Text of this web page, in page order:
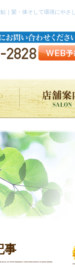
髪・体そして環境にやさ
事